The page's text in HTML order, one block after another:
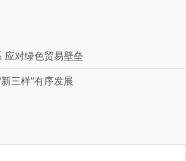
对绿色贸易壁垒
三样”有序发展